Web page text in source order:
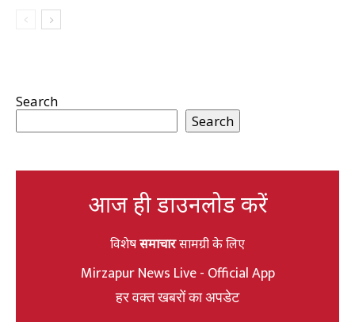
Search
Search
आज ही डाउनलोड करें
विशेषसमाचारसामग्री के लिए
Mirzapur News Live - Official App
हर वक्त खबरों का अपडेट